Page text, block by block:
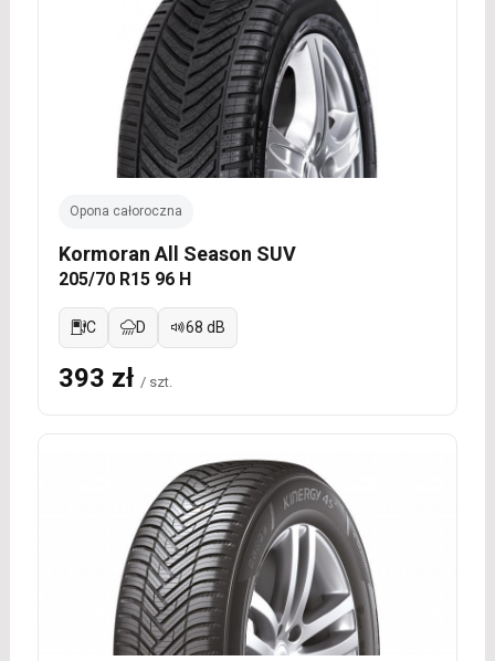
Opona całoroczna
Kormoran All Season SUV
205/70 R15 96 H
C D 68 dB
393 zł / szt.